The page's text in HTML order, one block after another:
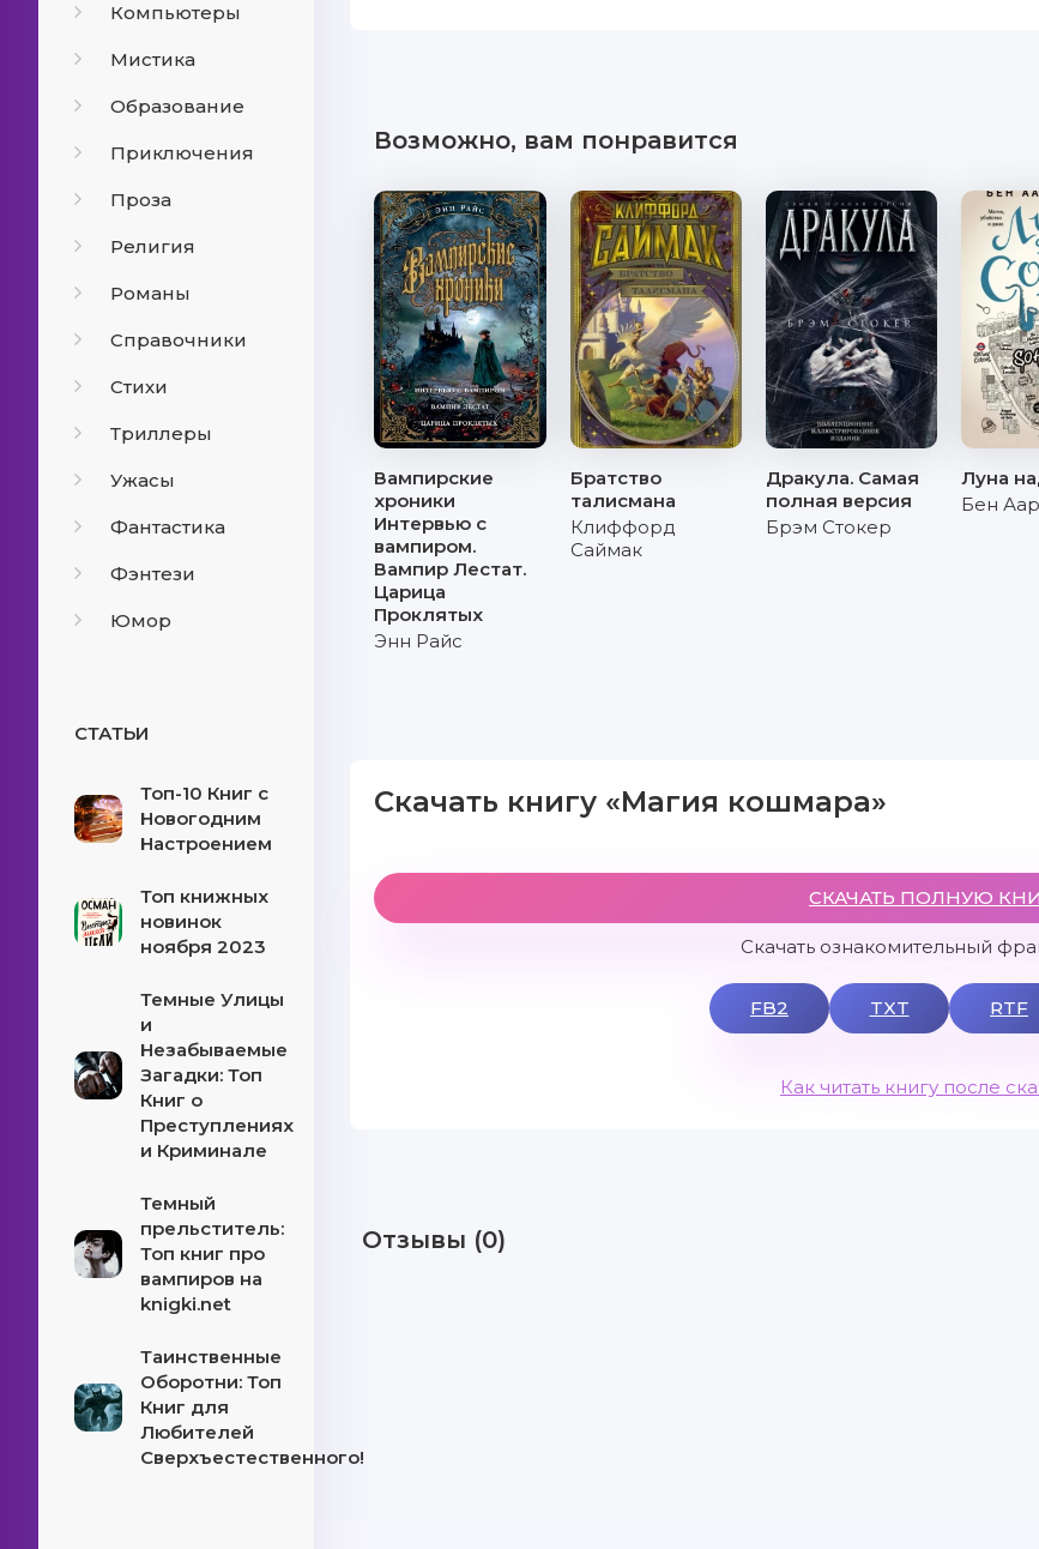
Компьютеры
Мистика
Образование
Приключения
Проза
Религия
Романы
Справочники
Стихи
Триллеры
Ужасы
Фантастика
Фэнтези
Юмор
СТАТЬИ
Топ-10 Книг с
Новогодним
Настроением
Топ книжных
новинок
ноября 2023
Темные Улицы
и
Незабываемые
Загадки: Топ
Книг о
Преступлениях
и Криминале
Темный
прельститель:
Топ книг про
вампиров на
knigki.net
Таинственные
Оборотни: Топ
Книг для
Любителей
Сверхъестественного!
Возможно, вам понравится
Вампирские
хроники
Интервью с
вампиром.
Вампир Лестат.
Царица
Проклятых
Энн Райс
Братство
талисмана
Клиффорд
Саймак
Дракула. Самая
полная версия
Брэм Стокер
Луна
Бен
Скачать книгу «Магия кошмара»
СКАЧАТЬ ПОЛНУЮ
Скачать ознакомительный
FB2 TXT RTF
Как читать книгу после
Отзывы (0)